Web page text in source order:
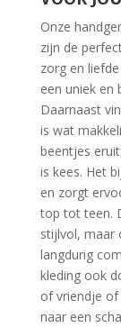
Onze
zijn de
zorg en
een uniek en
Daarnaast
is wat
beentjes
is kees. Het
en zorgt
top tot teen.
stijlvol, maar
langdurig
kleding ook
of vriendje
naar een